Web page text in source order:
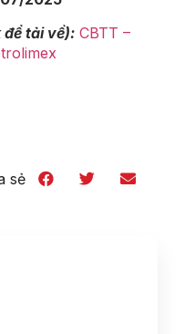
để tải về): CBTT –
sẻ